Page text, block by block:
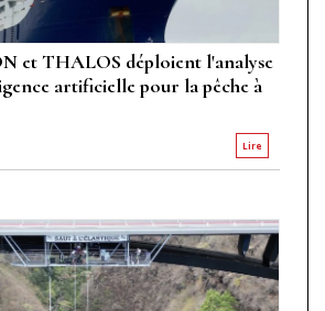
et THALOS déploient l'analyse
artificielle pour la pêche à
Lire